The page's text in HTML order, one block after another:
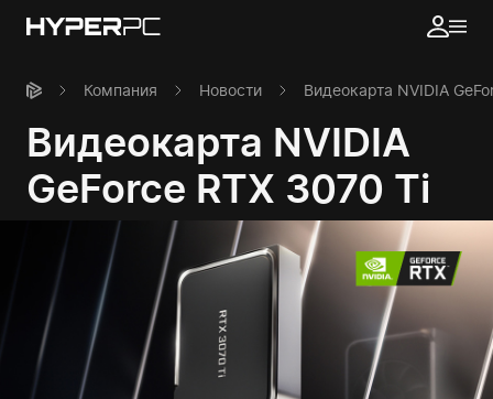
Компания Новости Видеокарта NVIDIA
Видеокарта NVIDIA
GeForce RTX 3070 Ti